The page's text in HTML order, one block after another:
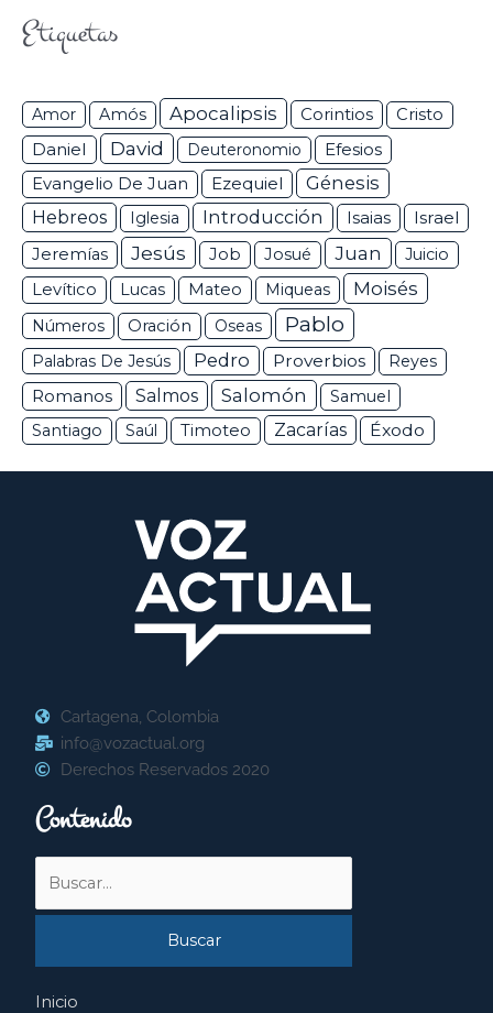
Etiquetas
Amor Amós Apocalipsis Corintios Cristo
Daniel David Deuteronomio Efesios
Evangelio De Juan Ezequiel
Génesis
Hebreos
Iglesia Introducción Isaias Israel
Jeremías Jesús Job Josué Juan
Juicio
Levítico
Lucas Mateo Miqueas Moisés
Números Oración Oseas Pablo
Palabras De Jesús Pedro Proverbios Reyes
Romanos Salmos Salomón
Samuel
Santiago
Saúl Timoteo Zacarías Éxodo
Cartagena, Colombia
info@vozactual.org
Derechos Reservados 2020
Contenido
por:
Inicio